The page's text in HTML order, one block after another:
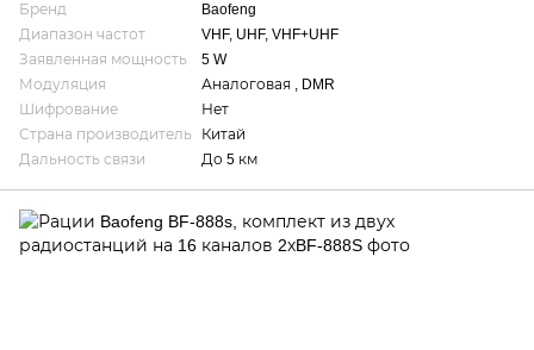
Бренд
Baofeng
Диапазон частот
VHF, UHF, VHF+UHF
Заявленная мощность
5 W
Модуляция
Аналоговая , DMR
Шифрование
Нет
Страна производитель
Китай
Дальность связи
До 5 км